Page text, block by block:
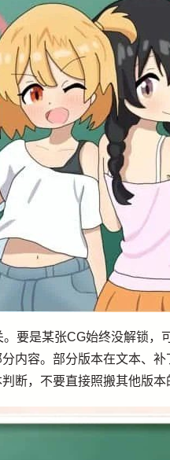
要是某张CG始终没解锁，
内容。部分版本在文本、
断，不要直接照搬其他版本